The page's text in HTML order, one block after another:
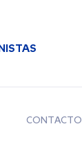
CONTACTO